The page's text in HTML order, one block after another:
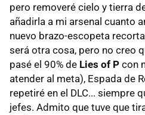
pero removeré cielo y tierra
añadirla a mi arsenal cuanto
nuevo brazo-escopeta
será otra cosa, pero no creo
pasé el 90% de Lies of P con
atender al meta), Espada de
repetiré en el DLC... siempre
jefes. Admito que tuve que